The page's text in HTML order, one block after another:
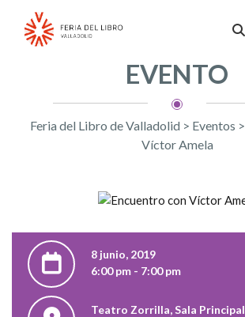
EVENTO
Feria del Libro de Valladolid > Eventos >
Víctor Amela
8 junio, 2019
6:00 pm - 7:00 pm
Teatro Zorrilla, Sala Principal